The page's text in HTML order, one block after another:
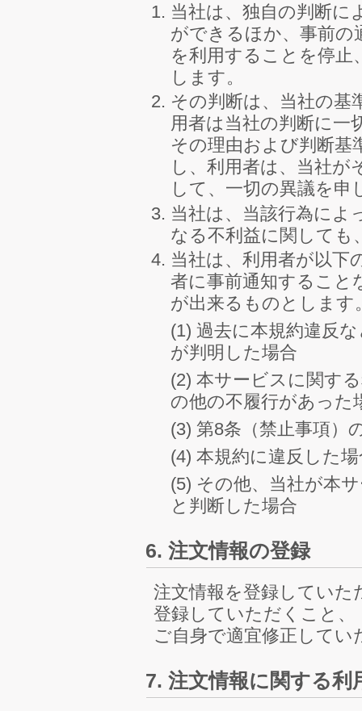
当社は、独自の判断に
ができるほか、事前の
を利用することを停
します。
その判断は、当社の基
用者は当社の判断に一
その理由および判断基
し、利用者は、当社が
して、一切の異議を
当社は、当該行為によ
なる不利益に関しても
当社は、利用者が以下
者に事前通知すること
が出来るものとします
(1) 過去に本規約違反
が判明した場合
(2) 本サービスに関す
の他の不履行があった
(3) 第8条（禁止事項）
(4) 本規約に違反した
(5) その他、当社が本
と判断した場合
6. 注文情報の登録
注文情報を登録していた
登録していただくこと、
ご自身で適宜修正して
7. 注文情報に関する利